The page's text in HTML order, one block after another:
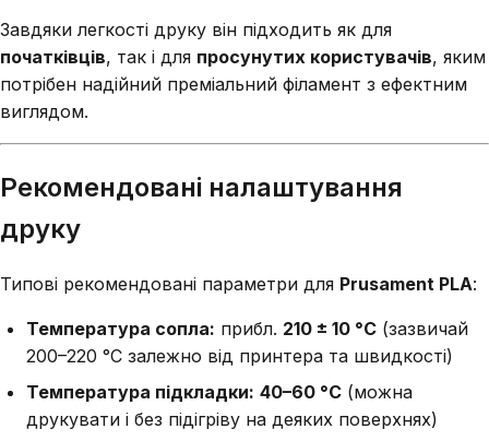
Завдяки легкості друку він підходить як для
початківців, так і для просунутих користувачів, яким
потрібен надійний преміальний філамент з ефектним
виглядом.
Рекомендовані налаштування
друку
Типові рекомендовані параметри для Prusament PLA:
Температура сопла: прибл. 210 ± 10 °C (зазвичай
200–220 °C залежно від принтера та швидкості)
Температура підкладки: 40–60 °C (можна
друкувати і без підігріву на деяких поверхнях)